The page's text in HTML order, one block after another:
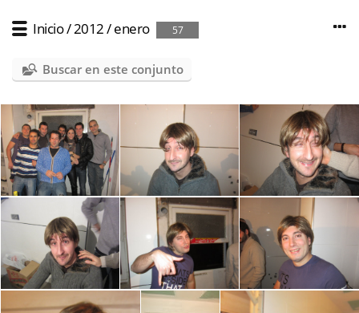
Inicio/2012/enero 57
Buscar en este conjunto